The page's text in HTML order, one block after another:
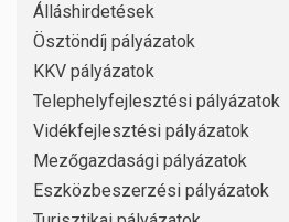
Álláshirdetések
Ösztöndíj pályázatok
KKV pályázatok
Telephelyfejlesztési pályázatok
Vidékfejlesztési pályázatok
Mezőgazdasági pályázatok
Eszközbeszerzési pályázatok